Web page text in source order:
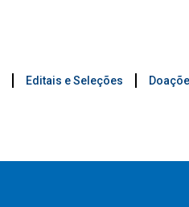
Editais e Seleções